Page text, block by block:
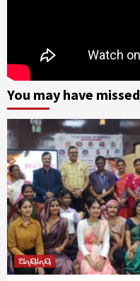
You may have missed
ଅନ୍ୟାନ୍ୟ